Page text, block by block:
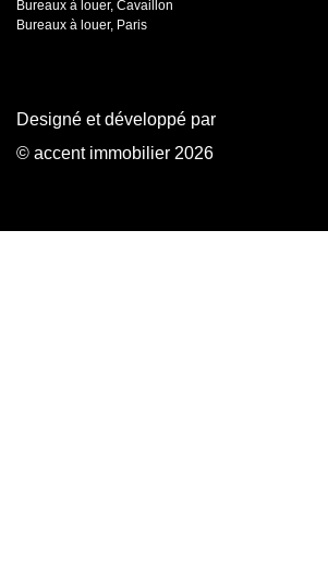
Bureaux à louer, Cavaillon
Bureaux à louer, Paris
Designé et développé par
© accent immobilier 2026